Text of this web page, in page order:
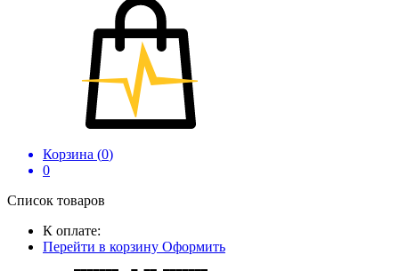
Корзина (0)
0
Список товаров
К оплате:
Перейти в корзину Оформить